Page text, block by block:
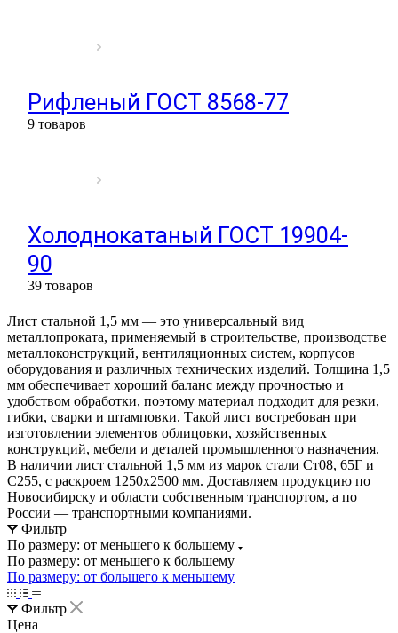
Рифленый ГОСТ 8568-77
9 товаров
Холоднокатаный ГОСТ 19904-
90
39 товаров
Лист стальной 1,5 мм — это универсальный вид
металлопроката, применяемый в строительстве, производстве
металлоконструкций, вентиляционных систем, корпусов
оборудования и различных технических изделий. Толщина 1,5
мм обеспечивает хороший баланс между прочностью и
удобством обработки, поэтому материал подходит для резки,
гибки, сварки и штамповки. Такой лист востребован при
изготовлении элементов облицовки, хозяйственных
конструкций, мебели и деталей промышленного назначения.
В наличии лист стальной 1,5 мм из марок стали Ст08, 65Г и
С255, с раскроем 1250х2500 мм. Доставляем продукцию по
Новосибирску и области собственным транспортом, а по
России — транспортными компаниями.
Фильтр
По размеру: от меньшего к большему
По размеру: от меньшего к большему
По размеру: от большего к меньшему
Фильтр
Цена